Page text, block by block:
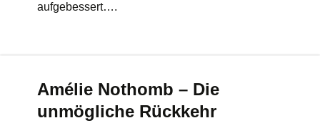
aufgebessert….
Amélie Nothomb – Die
unmögliche Rückkehr